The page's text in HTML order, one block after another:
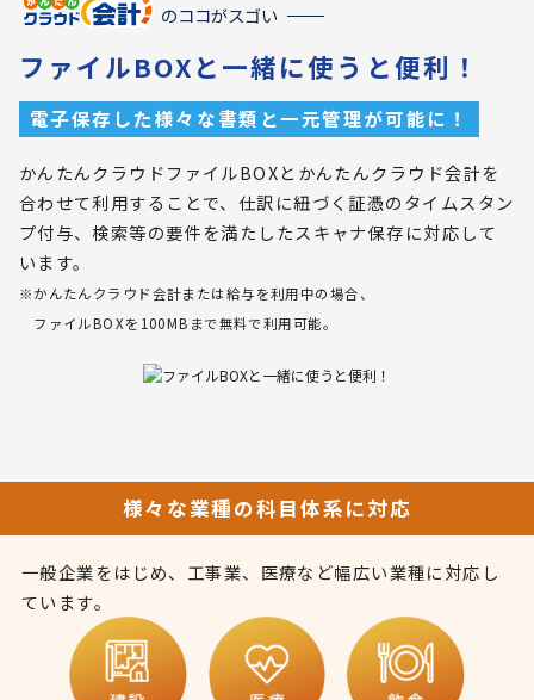
のココがスゴい
ファイルBOXと一緒に使うと便利！
電子保存した様々な書類と一元管理が可能に！
かんたんクラウドファイルBOXとかんたんクラウド会計を
合わせて利用することで、仕訳に紐づく証憑のタイムスタン
プ付与、検索等の要件を満たしたスキャナ保存に対応して
います。
※かんたんクラウド会計または給与を利用中の場合、
ファイルBOXを100MBまで無料で利用可能。
様々な業種の科目体系に対応
一般企業をはじめ、工事業、医療など幅広い業種に対応し
ています。